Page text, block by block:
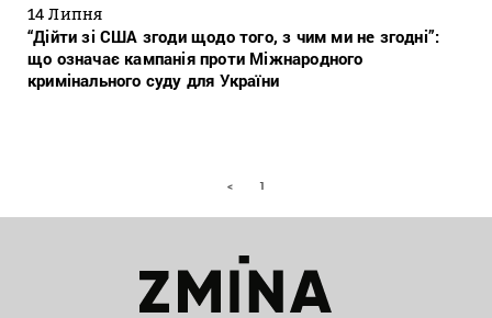
14 Липня
“Дійти зі США згоди щодо того, з чим ми не згодні”:
що означає кампанія проти Міжнародного
кримінального суду для України
< 1